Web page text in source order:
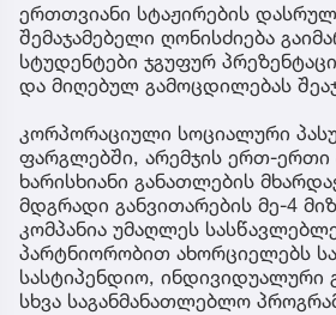
ერთთვიანი სტაჟირების
შემაჯამებელი ღონისძიება
სტუდენტები ჯგუფურ
და მიღებულ გამოცდილებას
კორპორაციული სოციალური
ფარგლებში, არემჯის ერთ-ერთი
ხარისხიანი განათლების
მდგრადი განვითარების მე-4
კომპანია უმაღლეს
პარტნიორობით ახორციელებს
სასტიპენდიო, ინდივიდუალური
სხვა საგანმანათლებლო